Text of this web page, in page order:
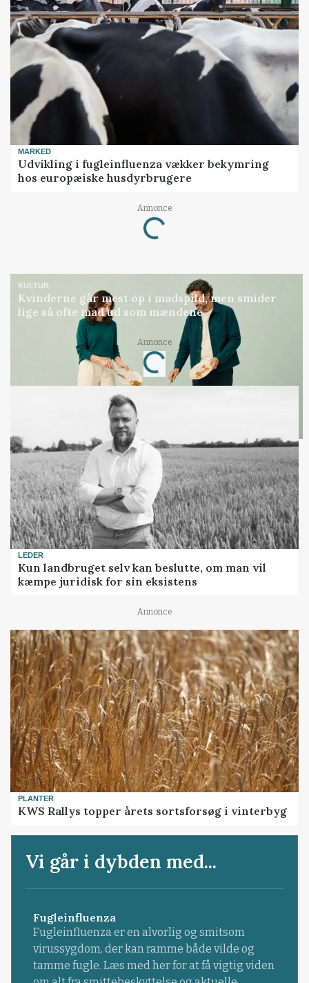
MARKED
Udvikling i fugleinfluenza vækker bekymring
hos europæiske husdyrbrugere
Annonce
Loading...
KULTUR
Kvinderne går mest op i madspild, men smider
lige så ofte mad ud som mændene
Annonce
Loading...
LEDER
Kun landbruget selv kan beslutte, om man vil
kæmpe juridisk for sin eksistens
Annonce
PLANTER
KWS Rallys topper årets sortsforsøg i vinterbyg
Vi går i dybden med...
Fugleinfluenza
Fugleinfluenza er en alvorlig og smitsom
virussygdom, der kan ramme både vilde og
tamme fugle. Læs med her for at få vigtig viden